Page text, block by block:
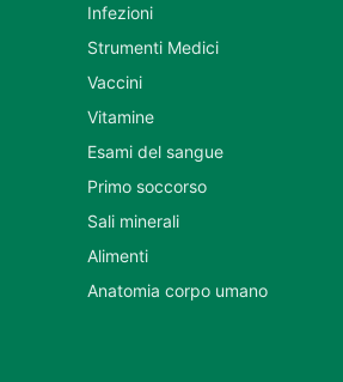
Infezioni
Strumenti Medici
Vaccini
Vitamine
Esami del sangue
Primo soccorso
Sali minerali
Alimenti
Anatomia corpo umano